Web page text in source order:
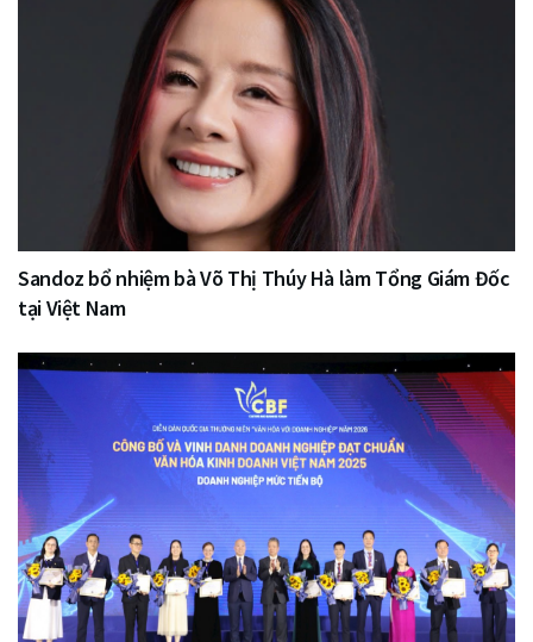
Sandoz bổ nhiệm bà Võ Thị Thúy Hà làm Tổng Giám Đốc
tại Việt Nam